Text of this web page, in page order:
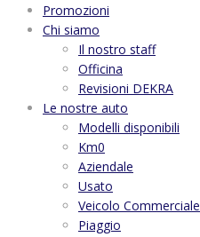
Promozioni
Chi siamo
Il nostro staff
Officina
Revisioni DEKRA
Le nostre auto
Modelli disponibili
Km0
Aziendale
Usato
Veicolo Commerciale
Piaggio